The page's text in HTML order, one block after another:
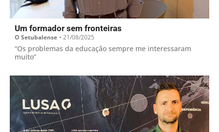
Um formador sem fronteiras
O Setubalense • 21/08/2025
“Os problemas da educação sempre me interessaram
muito”